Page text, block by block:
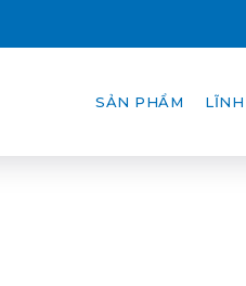
SẢN PHẨM LĨNH